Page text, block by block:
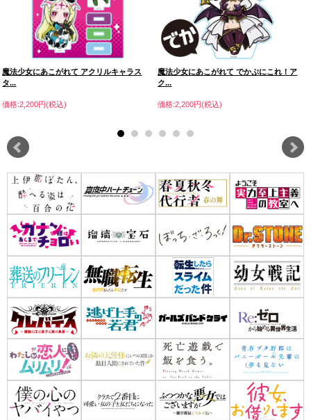
魔法少女にあこがれて アクリルキャラス
タ...
価格:2,200円(税込)
魔法少女にあこがれて でかぷにこれ！ア
ク...
価格:2,200円(税込)